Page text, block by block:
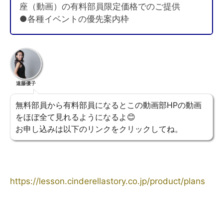
座（動画）の有料部員限定価格でのご提供
●各種イベントの優先案内枠
遠藤優子
無料部員から有料部員になるとこの動画部HPの動画
をほぼ全て見れるようになるよ😊
お申し込みは以下のリンクをクリックしてね。
https://lesson.cinderellastory.co.jp/product/plans